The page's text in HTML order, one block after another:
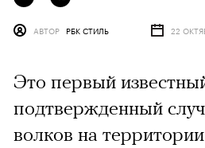
АВТОР РБК СТИЛЬ 22
Это первый
подтвержденный
волков на